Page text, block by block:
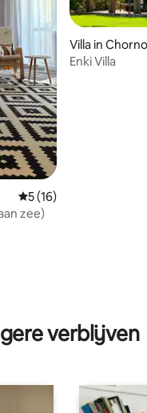
Gemiddelde
5 (16)
zee)
Villa in
Enki Villa
verblijven